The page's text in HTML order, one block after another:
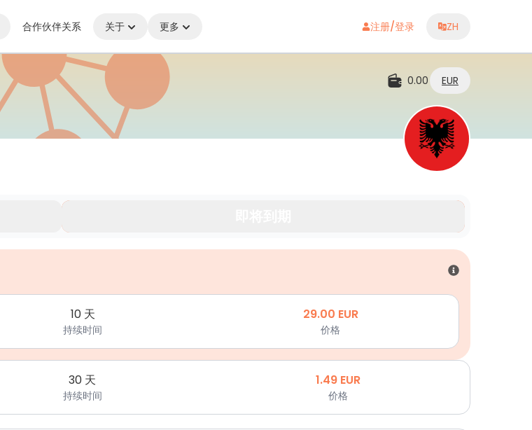
合作伙伴关系 关于 更多 注册/登录 ZH
0.00 EUR
10 天
持续时间
29.00 EUR
价格
30 天
持续时间
1.49 EUR
价格